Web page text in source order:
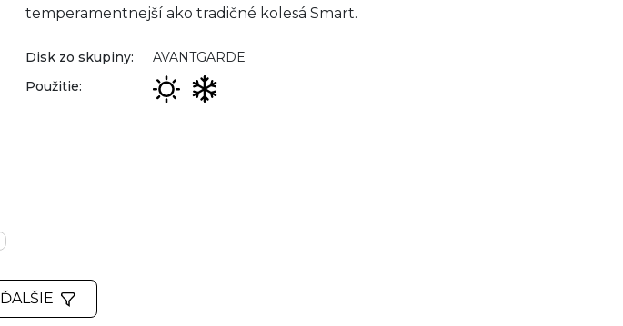
temperamentnejší ako tradičné kolesá Smart.
Disk zo skupiny:
AVANTGARDE
Použitie:
ĎALŠIE